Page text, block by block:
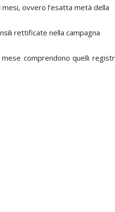
ovvero l’esatta metà della
rettificate nella campagna
comprendono quelli